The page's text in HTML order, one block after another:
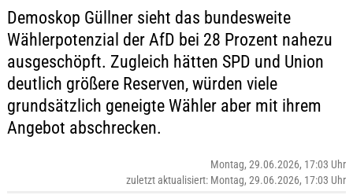
Demoskop Güllner sieht das bundesweite
Wählerpotenzial der AfD bei 28 Prozent nahezu
ausgeschöpft. Zugleich hätten SPD und Union
deutlich größere Reserven, würden viele
grundsätzlich geneigte Wähler aber mit ihrem
Angebot abschrecken.
Montag, 29.06.2026, 17:03 Uhr
zuletzt aktualisiert: Montag, 29.06.2026, 17:03 Uhr